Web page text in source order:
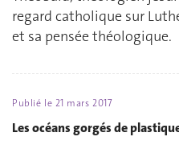
regard catholique sur
et sa pensée théologique.
Publié le 21 mars 2017
Les océans gorgés de